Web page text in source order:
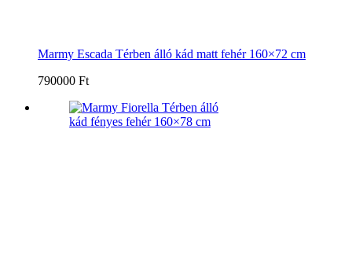
Marmy Escada Térben álló kád matt fehér 160×72 cm
790000 Ft